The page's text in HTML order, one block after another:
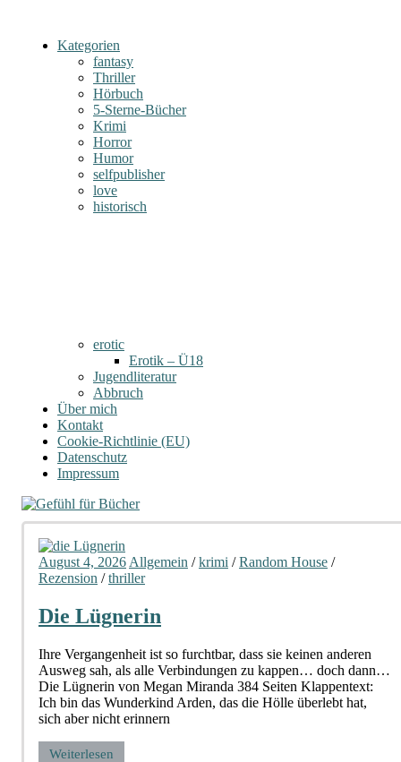
Kategorien
fantasy
Thriller
Hörbuch
5-Sterne-Bücher
Krimi
Horror
Humor
selfpublisher
love
historisch
erotic
Erotik – Ü18
Jugendliteratur
Abbruch
Über mich
Kontakt
Cookie-Richtlinie (EU)
Datenschutz
Impressum
August 4, 2026 Allgemein /krimi /Random House /
Rezension /thriller
Die Lügnerin
Ihre Vergangenheit ist so furchtbar, dass sie keinen anderen
Ausweg sah, als alle Verbindungen zu kappen… doch dann…
Die Lügnerin von Megan Miranda 384 Seiten Klappentext:
Ich bin das Wunderkind Arden, das die Hölle überlebt hat,
sich aber nicht erinnern
Weiterlesen